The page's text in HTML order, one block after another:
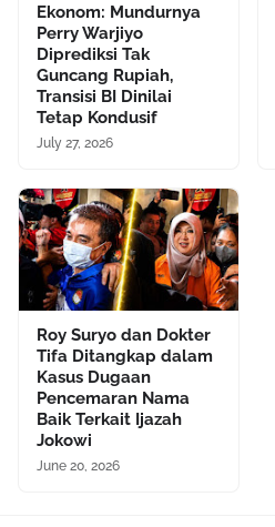
Ekonom: Mundurnya
Perry Warjiyo
Diprediksi Tak
Guncang Rupiah,
Transisi BI Dinilai
Tetap Kondusif
July 27, 2026
Roy Suryo dan Dokter
Tifa Ditangkap dalam
Kasus Dugaan
Pencemaran Nama
Baik Terkait Ijazah
Jokowi
June 20, 2026